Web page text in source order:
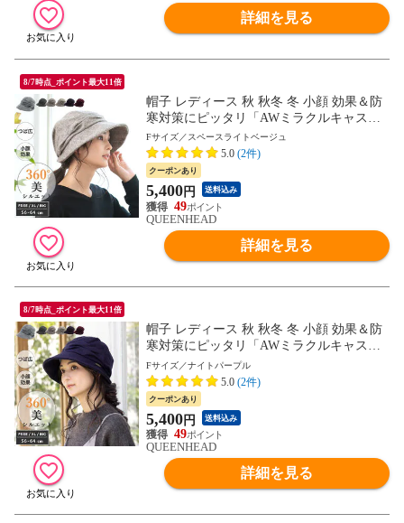
詳細を見る
8/7時点_ポイント最大11倍
帽子 レディース 秋 秋冬 冬 小顔 効果＆防
寒対策にピッタリ「AWミラクルキャスダ
ウンHAT」【フリー56-58cm-スペースライ
トベージュ】
Fサイズ／スペースライトベージュ
5.0 (2件)
クーポンあり
5,400円 送料込み
49
QUEENHEAD
詳細を見る
8/7時点_ポイント最大11倍
帽子 レディース 秋 秋冬 冬 小顔 効果＆防
寒対策にピッタリ「AWミラクルキャスダ
ウンHAT」【フリー56-58cm-ナイトパープ
ル】
Fサイズ／ナイトパープル
5.0 (2件)
クーポンあり
5,400円 送料込み
49
QUEENHEAD
詳細を見る